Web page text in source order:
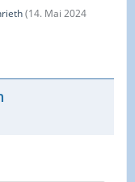
(14. Mai 2024